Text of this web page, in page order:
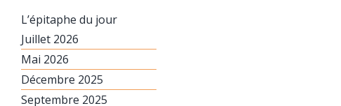
L’épitaphe du jour
Juillet 2026
Mai 2026
Décembre 2025
Septembre 2025